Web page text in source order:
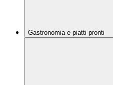
Gastronomia e piatti pronti